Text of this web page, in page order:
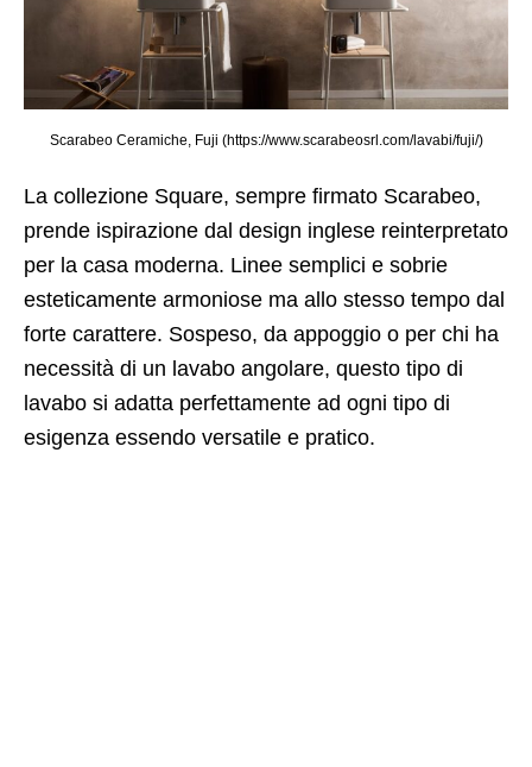
Scarabeo Ceramiche, Fuji (https://www.scarabeosrl.com/lavabi/fuji/)
La collezione Square, sempre firmato Scarabeo,
prende ispirazione dal design inglese reinterpretato
per la casa moderna. Linee semplici e sobrie
esteticamente armoniose ma allo stesso tempo dal
forte carattere. Sospeso, da appoggio o per chi ha
necessità di un lavabo angolare, questo tipo di
lavabo si adatta perfettamente ad ogni tipo di
esigenza essendo versatile e pratico.